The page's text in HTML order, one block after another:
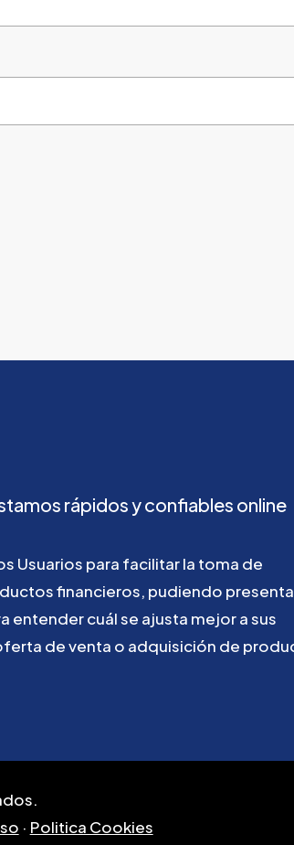
rápidosyconfiables online
Usuarios para facilitarla toma de
financieros, pudiendo
entendercuálse ajusta mejorasus
deventa o adquisición de
· Politica Cookies